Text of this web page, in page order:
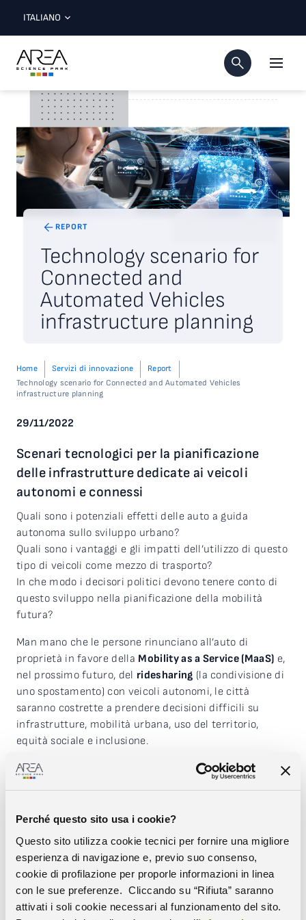
Perché questo sito usa i cookie?
Questo sito utilizza cookie tecnici per fornire una migliore
esperienza di navigazione e, previo suo consenso,
cookie di profilazione per proporle informazioni in linea
con le sue preferenze. Cliccando su “Rifiuta” saranno
attivati i soli cookie necessari al funzionamento del sito.
ITALIANO
REPORT
Technology scenario for
Connected and
Automated Vehicles
infrastructure planning
Home Servizi di innovazione
Report
Technology scenario for Connected and Automated Vehicles
infrastructure planning
29/11/2022
Scenari tecnologici per la pianificazione
delle infrastrutture dedicate ai veicoli
autonomi e connessi
Quali sono i potenziali effetti delle auto a guida
autonoma sullo sviluppo urbano?
Quali sono i vantaggi e gli impatti dell’utilizzo di questo
tipo di veicoli come mezzo di trasporto?
In che modo i decisori politici devono tenere conto di
questo sviluppo nella pianificazione della mobilità
futura?
Man mano che le persone rinunciano all’auto di
proprietà in favore della Mobility as a Service (MaaS) e,
nel prossimo futuro, del ridesharing (la condivisione di
uno spostamento) con veicoli autonomi, le città
saranno costrette a prendere decisioni difficili su
infrastrutture, mobilità urbana, uso del territorio,
equità sociale e inclusione.
Il documento, elaborato da Area Science Park
decisori politici per pianificare al meglio
automazione del
trasporto stradale urbano
evidenziando quali sono le principali problematiche e
le tendenze future legate a questo settore.
All’interno del documento, una serie di schede